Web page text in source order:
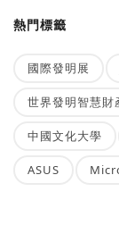
熱門標籤
國際發明展
世界發明智慧財
中國文化大學
ASUS